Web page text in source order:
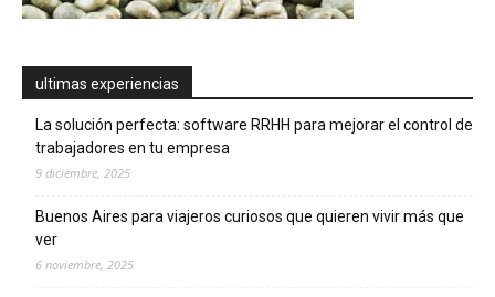
ultimas experiencias
La solución perfecta: software RRHH para mejorar el control de
trabajadores en tu empresa
9 diciembre, 2025
Buenos Aires para viajeros curiosos que quieren vivir más que
ver
6 noviembre, 2025